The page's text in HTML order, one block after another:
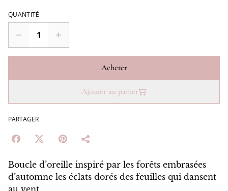
QUANTITÉ
Acheter
Ajouter au panier
PARTAGER
Boucle d’oreille inspiré par les forêts embrasées
d’automne les éclats dorés des feuilles qui dansent